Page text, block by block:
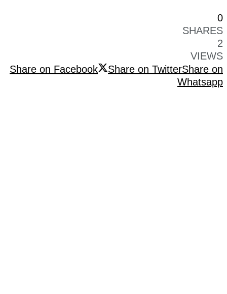
0
SHARES
2
VIEWS
Share on Facebook
Share on TwitterShare on
Whatsapp